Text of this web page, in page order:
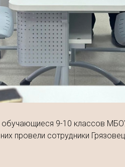
обучающиеся 9-10 классов
провели сотрудники